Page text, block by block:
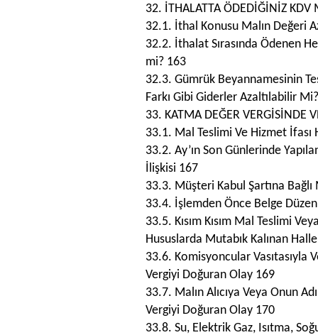
32. İTHALATTA ÖDEDİĞİNİZ
32.1. İthal Konusu Malın Değeri
32.2. İthalat Sırasında Ödenen
mi? 163
32.3. Gümrük Beyannamesinin
Farkı Gibi Giderler Azaltılabilir
33. KATMA DEĞER VERGİSİNDE
33.1. Mal Teslimi Ve Hizmet
33.2. Ay’ın Son Günlerinde
İlişkisi 167
33.3. Müşteri Kabul Şartına
33.4. İşlemden Önce Belge
33.5. Kısım Kısım Mal Teslimi
Hususlarda Mutabık Kalınan
33.6. Komisyoncular Vasıtasıyla
Vergiyi Doğuran Olay 169
33.7. Malın Alıcıya Veya Onun
Vergiyi Doğuran Olay 170
33.8. Su, Elektrik Gaz, Isıtma,